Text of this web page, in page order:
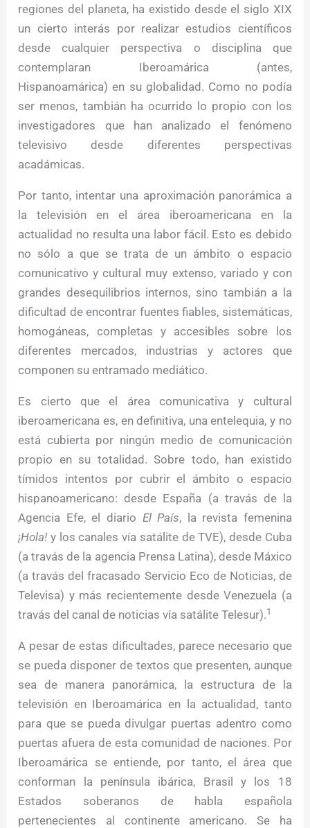
regiones del planeta, ha existido desde el siglo XIX
un cierto interás por realizar estudios científicos
desde cualquier perspectiva o disciplina que
contemplaran Iberoamárica (antes,
Hispanoamárica) en su globalidad. Como no podía
ser menos, tambián ha ocurrido lo propio con los
investigadores que han analizado el fenómeno
televisivo desde diferentes perspectivas
acadámicas.
Por tanto, intentar una aproximación panorámica a
la televisión en el área iberoamericana en la
actualidad no resulta una labor fácil. Esto es debido
no sólo a que se trata de un ámbito o espacio
comunicativo y cultural muy extenso, variado y con
grandes desequilibrios internos, sino tambián a la
dificultad de encontrar fuentes fiables, sistemáticas,
homogáneas, completas y accesibles sobre los
diferentes mercados, industrias y actores que
componen su entramado mediático.
Es cierto que el área comunicativa y cultural
iberoamericana es, en definitiva, una entelequia, y no
está cubierta por ningún medio de comunicación
propio en su totalidad. Sobre todo, han existido
tímidos intentos por cubrir el ámbito o espacio
hispanoamericano: desde España (a travás de la
Agencia Efe, el diario El País, la revista femenina
¡Hola! y los canales vía satálite de TVE), desde Cuba
(a travás de la agencia Prensa Latina), desde Máxico
(a travás del fracasado Servicio Eco de Noticias, de
Televisa) y más recientemente desde Venezuela (a
travás del canal de noticias vía satálite Telesur).1
A pesar de estas dificultades, parece necesario que
se pueda disponer de textos que presenten, aunque
sea de manera panorámica, la estructura de la
televisión en Iberoamárica en la actualidad, tanto
para que se pueda divulgar puertas adentro como
puertas afuera de esta comunidad de naciones. Por
Iberoamárica se entiende, por tanto, el área que
conforman la península ibárica, Brasil y los 18
Estados soberanos de habla española
pertenecientes al continente americano. Se ha